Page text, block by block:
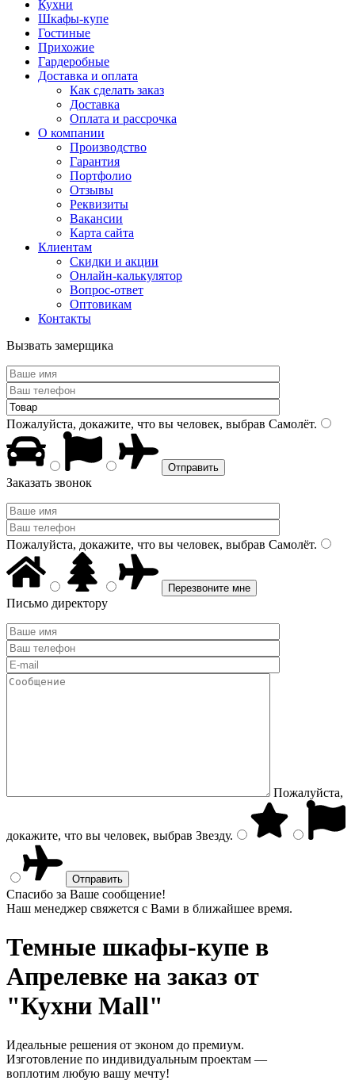
Кухни
Шкафы-купе
Гостиные
Прихожие
Гардеробные
Доставка и оплата
Как сделать заказ
Доставка
Оплата и рассрочка
О компании
Производство
Гарантия
Портфолио
Отзывы
Реквизиты
Вакансии
Карта сайта
Клиентам
Скидки и акции
Онлайн-калькулятор
Вопрос-ответ
Оптовикам
Контакты
Вызвать замерщика
Пожалуйста, докажите, что вы человек, выбрав Самолёт.
Заказать звонок
Пожалуйста, докажите, что вы человек, выбрав Самолёт.
Письмо директору
Пожалуйста,
докажите, что вы человек, выбрав Звезду.
Спасибо за Ваше сообщение!
Наш менеджер свяжется с Вами в ближайшее время.
Темные шкафы-купе в
Апрелевке на заказ от
"Кухни Mall"
Идеальные решения от эконом до премиум.
Изготовление по индивидуальным проектам —
воплотим любую вашу мечту!